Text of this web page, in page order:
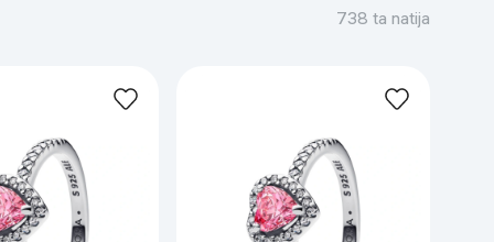
Soat kamarlari
Foto apparatlari va Video-
kameralar
Fotoapparatlari
738 ta natija